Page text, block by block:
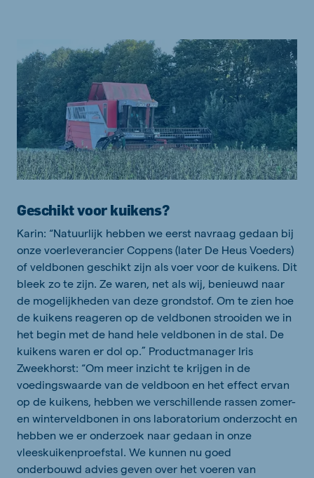
Geschikt voor kuikens?
Karin: “Natuurlijk hebben we eerst navraag gedaan bij
onze voerleverancier Coppens (later De Heus Voeders)
of veldbonen geschikt zijn als voer voor de kuikens. Dit
bleek zo te zijn. Ze waren, net als wij, benieuwd naar
de mogelijkheden van deze grondstof. Om te zien hoe
de kuikens reageren op de veldbonen strooiden we in
het begin met de hand hele veldbonen in de stal. De
kuikens waren er dol op.” Productmanager Iris
Zweekhorst: “Om meer inzicht te krijgen in de
voedingswaarde van de veldboon en het effect ervan
op de kuikens, hebben we verschillende rassen zomer-
en winterveldbonen in ons laboratorium onderzocht en
hebben we er onderzoek naar gedaan in onze
vleeskuikenproefstal. We kunnen nu goed
onderbouwd advies geven over het voeren van